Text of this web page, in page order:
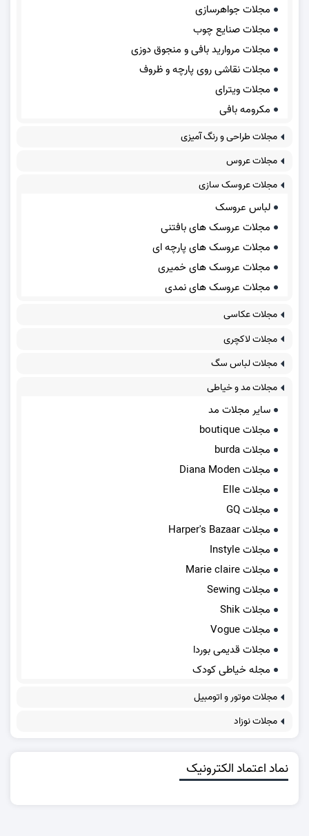
مجلات جواهرسازی
مجلات صنایع چوب
مجلات مروارید بافی و منجوق دوزی
مجلات نقاشی روی پارچه و ظروف
مجلات ویترای
مکرومه بافی
مجلات طراحی و رنگ آمیزی
مجلات عروس
مجلات عروسک سازی
لباس عروسک
مجلات عروسک های بافتنی
مجلات عروسک های پارچه ای
مجلات عروسک های خمیری
مجلات عروسک های نمدی
مجلات عکاسی
مجلات لاکچری
مجلات لباس سگ
مجلات مد و خیاطی
سایر مجلات مد
مجلات boutique
مجلات burda
مجلات Diana Moden
مجلات Elle
مجلات GQ
مجلات Harper's Bazaar
مجلات Instyle
مجلات Marie claire
مجلات Sewing
مجلات Shik
مجلات Vogue
مجلات قدیمی بوردا
مجله خیاطی کودک
مجلات موتور و اتومبیل
مجلات نوزاد
نماد اعتماد الکترونیک